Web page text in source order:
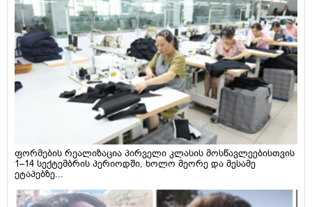
ფორმების რეალიზაცია პირველი კლასის მოსწავლეებისთვის
1–14 სექტემბრის პერიოდში, ხოლო მეორე და მესამე
ეტაპებზე...